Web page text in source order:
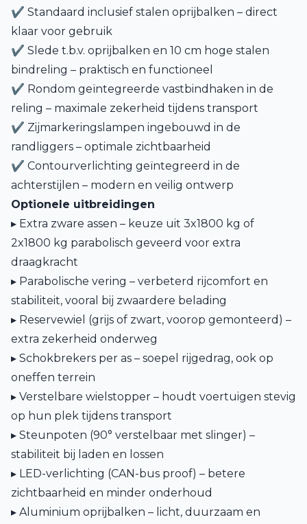
✔ Standaard inclusief stalen oprijbalken – direct
klaar voor gebruik
✔ Slede t.b.v. oprijbalken en 10 cm hoge stalen
bindreling – praktisch en functioneel
✔ Rondom geïntegreerde vastbindhaken in de
reling – maximale zekerheid tijdens transport
✔ Zijmarkeringslampen ingebouwd in de
randliggers – optimale zichtbaarheid
✔ Contourverlichting geïntegreerd in de
achterstijlen – modern en veilig ontwerp
Optionele uitbreidingen
▸ Extra zware assen – keuze uit 3x1800 kg of
2x1800 kg parabolisch geveerd voor extra
draagkracht
▸ Parabolische vering – verbeterd rijcomfort en
stabiliteit, vooral bij zwaardere belading
▸ Reservewiel (grijs of zwart, voorop gemonteerd) –
extra zekerheid onderweg
▸ Schokbrekers per as – soepel rijgedrag, ook op
oneffen terrein
▸ Verstelbare wielstopper – houdt voertuigen stevig
op hun plek tijdens transport
▸ Steunpoten (90° verstelbaar met slinger) –
stabiliteit bij laden en lossen
▸ LED-verlichting (CAN-bus proof) – betere
zichtbaarheid en minder onderhoud
▸ Aluminium oprijbalken – licht, duurzaam en